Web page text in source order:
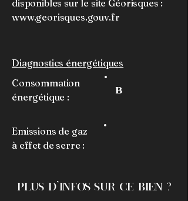
disponibles sur le site Géorisques :
www.georisques.gouv.fr
Diagnostics énergétiques
Consommation
énergétique :
B
Emissions de gaz
à effet de serre :
plus d'infos sur ce bien ?